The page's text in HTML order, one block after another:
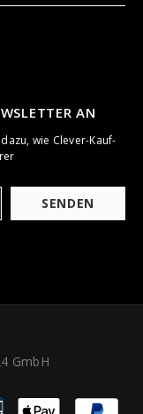
AN
wie Clever-Kauf-
SENDEN
GmbH